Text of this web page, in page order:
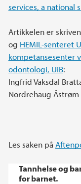
services, a national
Artikkelen er
og HEMIL-senteret
kompetansesenter
odontologi, UiB:
Ingfrid Vaksdal
Nordrehaug
Les saken på
Tannhelse og
for barnet.